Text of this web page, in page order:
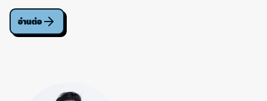
อ่านต่อ